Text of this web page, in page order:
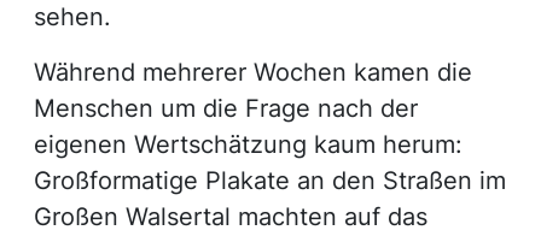
sehen.
Während mehrerer Wochen kamen die
Menschen um die Frage nach der
eigenen Wertschätzung kaum herum:
Großformatige Plakate an den Straßen im
Großen Walsertal machten auf das